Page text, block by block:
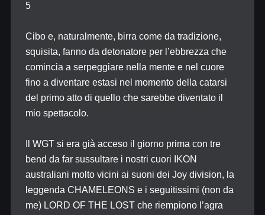
5
Cibo e, naturalmente, birra come da tradizione,
squisita, fanno da detonatore per l’ebbrezza che
comincia a serpeggiare nella mente e nel cuore
fino a diventare estasi nel momento della catarsi
del primo atto di quello che sarebbe diventato il
mio spettacolo.
Il WGT si era già acceso il giorno prima con tre
bend da far sussultare i nostri cuori IKON
australiani molto vicini ai suoni dei Joy division, la
leggenda CHAMELEONS e i seguitissimi (non da
me) LORD OF THE LOST che riempiono l’agra